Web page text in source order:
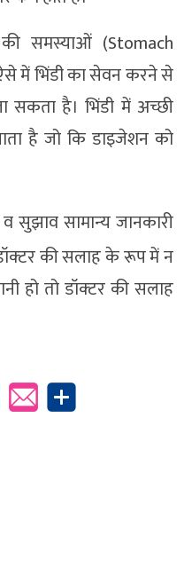
समस्याओं (Stomach
में भिंडी का सेवन करने से
सकता है। भिंडी में अच्छी
है जो कि डाइजेशन को
सुझाव सामान्‍य जानकारी
की सलाह के रूप में न
हो तो डॉक्‍टर की सलाह